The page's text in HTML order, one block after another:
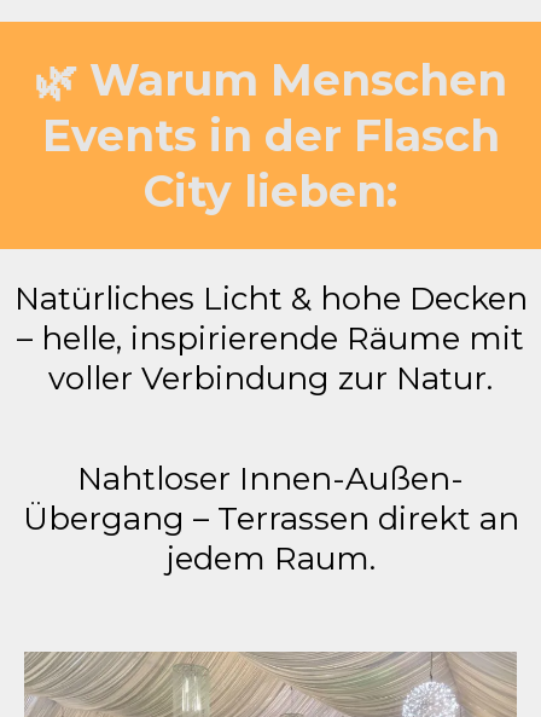
🌿 Warum Menschen
Events in der Flasch
City lieben:
Natürliches Licht & hohe Decken
– helle, inspirierende Räume mit
voller Verbindung zur Natur.
Nahtloser Innen-Außen-
Übergang – Terrassen direkt an
jedem Raum.